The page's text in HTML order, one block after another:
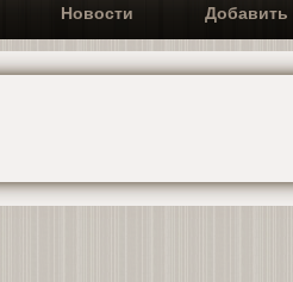
Новости Добавить